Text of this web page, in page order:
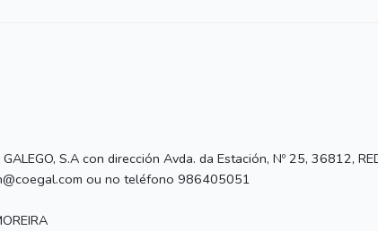
S.A con dirección Avda. da Estación, Nº 25, 36812,
ou no teléfono 986405051